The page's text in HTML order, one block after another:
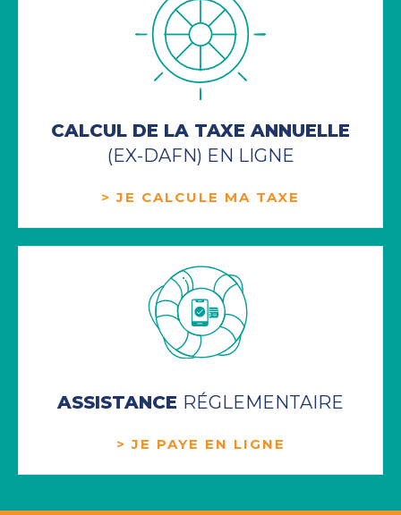
CALCUL DE LA TAXE ANNUELLE
(EX-DAFN) EN LIGNE
> JE CALCULE MA TAXE
ASSISTANCE RÉGLEMENTAIRE
> JE PAYE EN LIGNE